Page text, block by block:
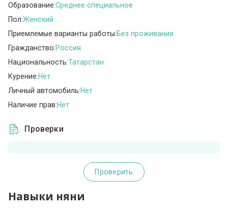
Образование:Среднее специальное
Пол:Женский
Приемлемые варианты работы:Без проживания
Гражданство:Россия
Национальность:Татарстан
Курение:Нет
Личный автомобиль:Нет
Наличие прав:Нет
Проверки
Проверить
Навыки няни